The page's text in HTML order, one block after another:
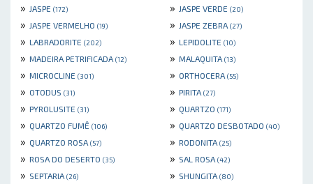
» JASPE (172) » JASPE VERDE (20)
» JASPE VERMELHO (19) » JASPE ZEBRA (27)
» LABRADORITE (202) » LEPIDOLITE (10)
» MADEIRA PETRIFICADA (12) » MALAQUITA (13)
» MICROCLINE (301) » ORTHOCERA (55)
» OTODUS (31) » PIRITA (27)
» PYROLUSITE (31) » QUARTZO (171)
» QUARTZO FUMÊ (106) » QUARTZO DESBOTADO (40)
» QUARTZO ROSA (57) » RODONITA (25)
» ROSA DO DESERTO (35) » SAL ROSA (42)
» SEPTARIA (26) » SHUNGITA (80)